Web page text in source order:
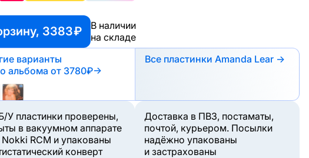
3383 ₽
В наличии
на складе
варианты
альбома от 3780₽→
Все пластинки Amanda Lear →
У пластинки проверены,
в вакуумном аппарате
RCM и упакованы
конверт
Доставка в ПВЗ, постаматы,
почтой, курьером. Посылки
надёжно упакованы
и застрахованы